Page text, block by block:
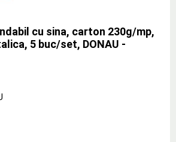
cu sina, carton 230g/mp,
5 buc/set, DONAU -